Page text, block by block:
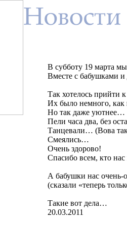
В субботу 19 марта
Вместе с бабушками
Так хотелось прийти
Их было немного, как
Но так даже уютнее…
Пели часа два, без
Танцевали… (Вова
Смеялись…
Очень здорово!
Спасибо всем, кто
А бабушки нас очень-
(сказали «теперь
Такие вот дела…
20.03.2011